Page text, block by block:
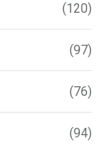
(120)
(97)
(76)
(94)